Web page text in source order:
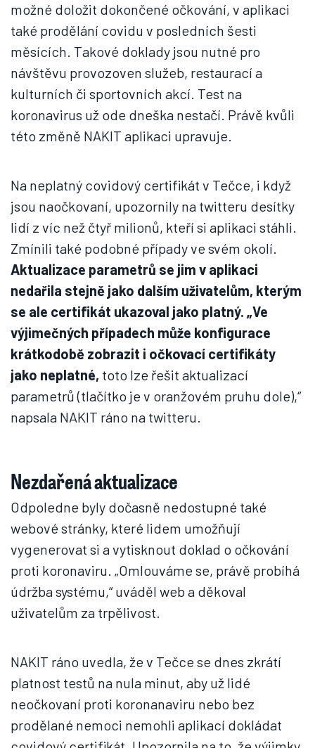
možné doložit dokončené očkování, v aplikaci
také prodělání covidu v posledních šesti
měsících. Takové doklady jsou nutné pro
návštěvu provozoven služeb, restaurací a
kulturních či sportovních akcí. Test na
koronavirus už ode dneška nestačí. Právě kvůli
této změně NAKIT aplikaci upravuje.
Na neplatný covidový certifikát v Tečce, i když
jsou naočkovaní, upozornily na twitteru desítky
lidí z víc než čtyř milionů, kteří si aplikaci stáhli.
Zmínili také podobné případy ve svém okolí.
Aktualizace parametrů se jim v aplikaci
nedařila stejně jako dalším uživatelům, kterým
se ale certifikát ukazoval jako platný. „Ve
výjimečných případech může konfigurace
krátkodobě zobrazit i očkovací certifikáty
jako neplatné, toto lze řešit aktualizací
parametrů (tlačítko je v oranžovém pruhu dole),“
napsala NAKIT ráno na twitteru.
Nezdařená aktualizace
Odpoledne byly dočasně nedostupné také
webové stránky, které lidem umožňují
vygenerovat si a vytisknout doklad o očkování
proti koronaviru. „Omlouváme se, právě probíhá
údržba systému,“ uváděl web a děkoval
uživatelům za trpělivost.
NAKIT ráno uvedla, že v Tečce se dnes zkrátí
platnost testů na nula minut, aby už lidé
neočkovaní proti koronanaviru nebo bez
prodělané nemoci nemohli aplikací dokládat